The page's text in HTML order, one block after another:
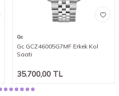
Gc
Gc GCZ46005G7MF Erkek Kol
Saati
35.700,00TL